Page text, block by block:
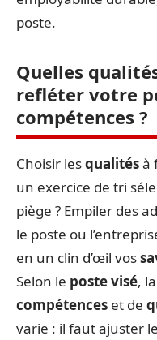
poste.
Quelles
refléter votre
compétences ?
Choisir lesqualitésà
un exercice de tri
piège ? Empiler des
le poste ou
en un clin d’œil vos
Selon le poste visé,
compétences et de
varie : il faut ajuster